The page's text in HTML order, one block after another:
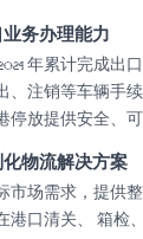
业务办理能力
年累计完成出
、注销等车辆手
停放提供安全、
化物流解决方案
市场需求，提供
港口清关、 箱检